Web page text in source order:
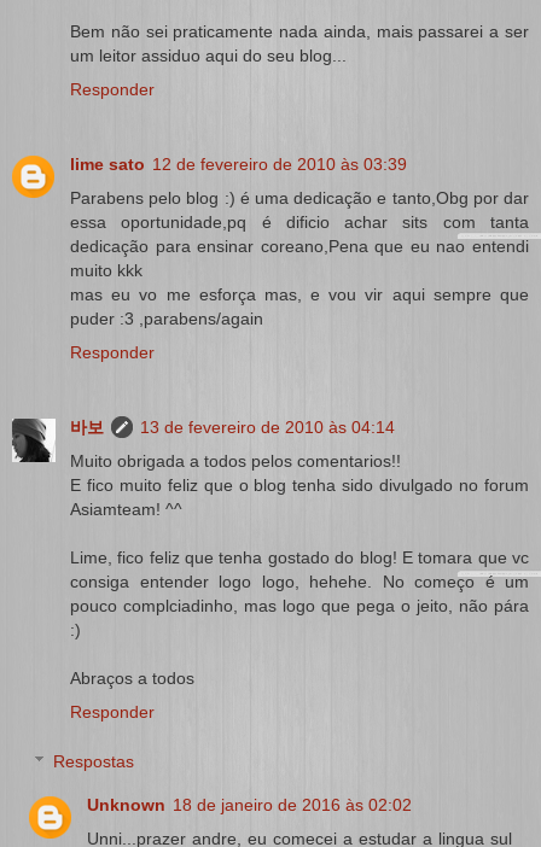
Bem não sei praticamente nada ainda, mais passarei a ser
um leitor assiduo aqui do seu blog...
Responder
lime sato 12 de fevereiro de 2010 às 03:39
Parabens pelo blog :) é uma dedicação e tanto,Obg por dar
essa oportunidade,pq é dificio achar sits com tanta
dedicação para ensinar coreano,Pena que eu nao entendi
muito kkk
mas eu vo me esforça mas, e vou vir aqui sempre que
puder :3 ,parabens/again
Responder
바보
13 de fevereiro de 2010 às 04:14
Muito obrigada a todos pelos comentarios!!
E fico muito feliz que o blog tenha sido divulgado no forum
Asiamteam! ^^
Lime, fico feliz que tenha gostado do blog! E tomara que vc
consiga entender logo logo, hehehe. No começo é um
pouco complciadinho, mas logo que pega o jeito, não pára
:)
Abraços a todos
Responder
Respostas
Unknown 18 de janeiro de 2016 às 02:02
Unni...prazer andre, eu comecei a estudar a lingua sul